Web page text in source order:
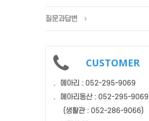
질문과답변
CUSTOMER
.
메아리 : 052-295-9069
.
메아리동산 : 052-295-9069
(생활관 : 052-286-9066)